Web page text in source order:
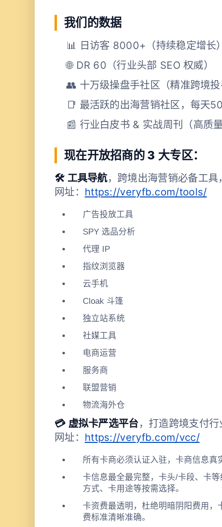
我们的数据
📊 日访客 8000+（持续稳定增长
🌐 DR 60（行业头部 SEO 权威）
👥 十万级操盘手社区（精准跨境
📑 最活跃的出海营销社区，每天
📰 行业白皮书 & 实战周刊（高质
现在开放招商的 3 大专区：
🛠 工具导航，跨境出海营销必备工
网址： https://veryfb.com/tools/
广告投放工具
SPY 选品分析
代理 IP
指纹浏览器
云手机
Cloak 斗篷
独立站系统
社媒工具
电商运营
服务商
联盟营销
物流海外仓
💳 虚拟卡严选平台，打造跨境支付
网址： https://veryfb.com/vcc/
所有卡商必须认证入驻，卡商信息真
卡信息最全最完整，卡头/卡段、卡
方式、卡用途等按需选择。
卡资费最透明，杜绝明暗阴阳费用，
费标准清晰准确。